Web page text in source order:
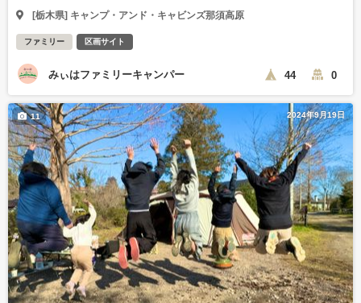
[栃木県] キャンプ・アンド・キャビンズ那須高原
ファミリー 区画サイト
みぃはファミリーキャンパー 44 0
2024年9月19日
11